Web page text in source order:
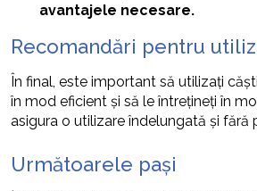
avantajele necesare.
Recomandări pentru
În final, este important să utilizați
în mod eficient și să le întrețineți în
asigura o utilizare îndelungată și fără
Următoarele pași